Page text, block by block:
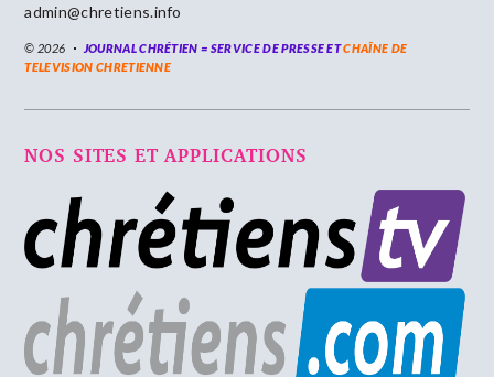
admin@chretiens.info
© 2026 JOURNAL CHRÉTIEN = SERVICE DE PRESSE ETCHAÎNE DE
TELEVISION CHRETIENNE
NOS SITES ET APPLICATIONS